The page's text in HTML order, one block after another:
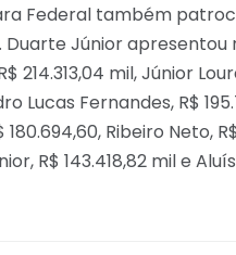
Federal também
Duarte Júnior apresentou
214.313,04 mil, Júnior
Lucas Fernandes, R$
Ribeiro Neto,
R$ 143.418,82 mil e